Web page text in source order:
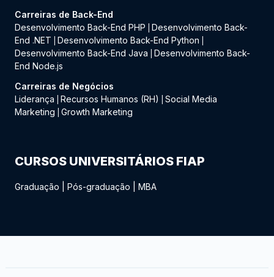
Carreiras de Back-End
Desenvolvimento Back-End PHP
Desenvolvimento Back-
End .NET
Desenvolvimento Back-End Python
Desenvolvimento Back-End Java
Desenvolvimento Back-
End Node.js
Carreiras de Negócios
Liderança
Recursos Humanos (RH)
Social Media
Marketing
Growth Marketing
CURSOS UNIVERSITÁRIOS FIAP
Graduação Pós-graduação MBA